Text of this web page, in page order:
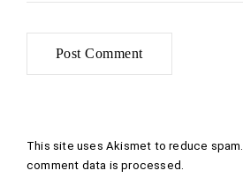
This site uses Akismet to reduce spam.
comment data is processed .